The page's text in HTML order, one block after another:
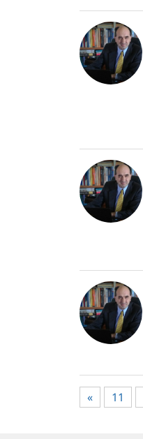
« 11